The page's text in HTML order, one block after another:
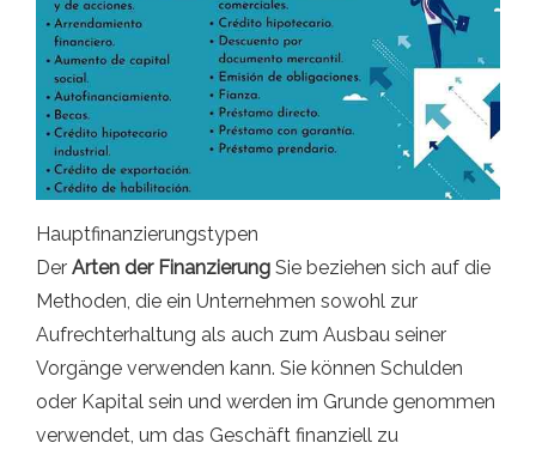
Hauptfinanzierungstypen
Der Arten der Finanzierung Sie beziehen sich auf die
Methoden, die ein Unternehmen sowohl zur
Aufrechterhaltung als auch zum Ausbau seiner
Vorgänge verwenden kann. Sie können Schulden
oder Kapital sein und werden im Grunde genommen
verwendet, um das Geschäft finanziell zu